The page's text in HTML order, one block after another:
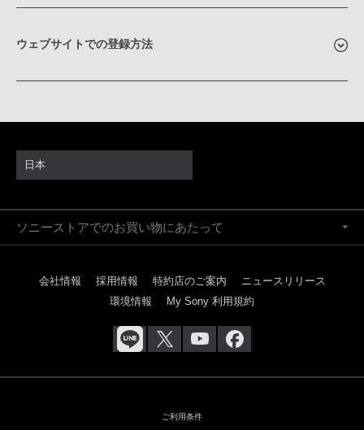
ウェブサイトでの登録方法
日本
ソニーストアでのお買い物にあたって
会社情報 採用情報 特約店のご案内
ニュースリリース
環境情報
My Sony 利用規約
ご利用条件